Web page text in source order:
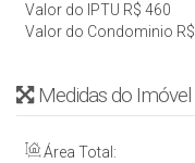
Valor do IPTU R$ 460
Valor do Condominio R$
Medidas do Imóvel
Área Total: